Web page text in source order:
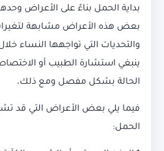
بداية الحمل بناءً على الأعراض
بعض هذه الأعراض مشابهة
والتحديات التي تواجهها النساء
ينبغي استشارة الطبيب أو
الحالة بشكل مفصل ومع ذلك،
فيما يلي بعض الأعراض التي قد
الحمل: